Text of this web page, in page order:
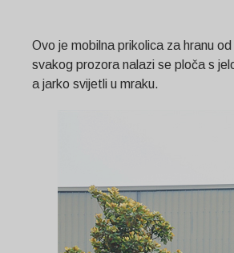
Ovo je mobilna prikolica za hranu
svakog prozora nalazi se ploča s
a jarko svijetli u mraku.